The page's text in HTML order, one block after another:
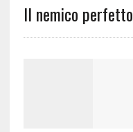
ll nemico perfetto